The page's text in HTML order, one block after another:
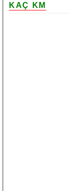
KAÇ KM